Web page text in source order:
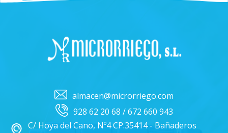
almacen@microrriego.com
928 62 20 68 / 672 660 943
C/ Hoya del Cano, Nº4 CP.35414 - Bañaderos